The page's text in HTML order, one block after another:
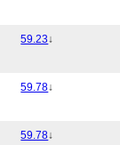
59.23↓
59.78↓
59.78↓